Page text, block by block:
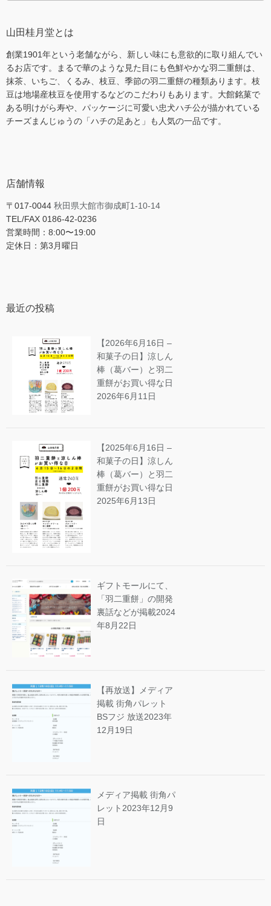
山田桂月堂とは
創業1901年という老舗ながら、新しい味にも意欲的に取り組んでい
るお店です。まるで華のような見た目にも色鮮やかな羽二重餅は、
抹茶、いちご、くるみ、枝豆、季節の羽二重餅の種類あります。枝
豆は地場産枝豆を使用するなどのこだわりもあります。大館銘菓で
ある明けがら寿や、パッケージに可愛い忠犬ハチ公が描かれている
チーズまんじゅうの「ハチの足あと」も人気の一品です。
店舗情報
〒017-0044 秋田県大館市御成町1-10-14
TEL/FAX 0186-42-0236
営業時間：8:00〜19:00
定休日：第3月曜日
最近の投稿
【2026年6月16日 –
和菓子の日】涼しん
棒（葛バー）と羽二
重餅がお買い得な日
2026年6月11日
【2025年6月16日 –
和菓子の日】涼しん
棒（葛バー）と羽二
重餅がお買い得な日
2025年6月13日
ギフトモールにて、
「羽二重餅」の開発
裏話などが掲載2024
年8月22日
【再放送】メディア
掲載 街角パレット
BSフジ 放送2023年
12月19日
メディア掲載 街角パ
レット 2023年12月9
日